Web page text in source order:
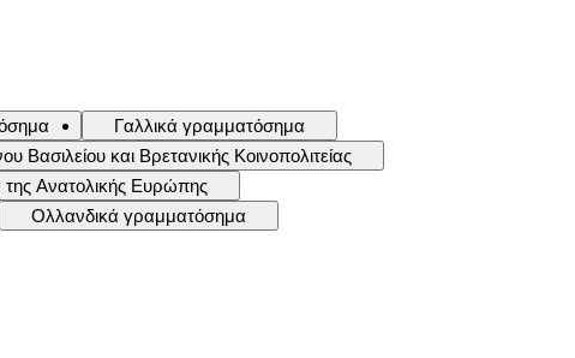
Γαλλικά γραμματόσημα
και Βρετανικής Κοινοπολιτείας
Ανατολικής Ευρώπης
Ολλανδικά γραμματόσημα